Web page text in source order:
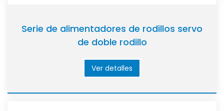
Serie de alimentadores de rodillos servo
de doble rodillo
Ver detalles